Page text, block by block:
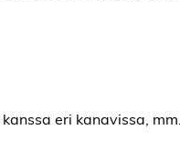
eri kanavissa,